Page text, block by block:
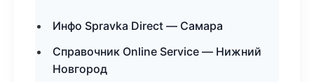
Инфо Spravka Direct — Самара
Справочник Online Service — Нижний
Новгород